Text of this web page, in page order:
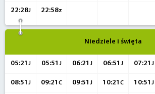
22:28J 22:58z
Niedziele i święta
05:21 J 05:51 J 06:21 J 06:51 J 07:21 J
08:51 J 09:21 C 09:51 J 10:21 C 10:51 J